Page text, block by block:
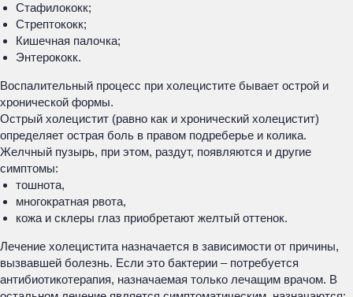
Стафилококк;
Стрептококк;
Кишечная палочка;
Энтерококк.
Воспалительный процесс при холецистите бывает острой и
хронической формы.
Острый холецистит (равно как и хронический холецистит)
определяет острая боль в правом подреберье и колика.
Желчный пузырь, при этом, раздут, появляются и другие
симптомы:
тошнота,
многократная рвота,
кожа и склеры глаз приобретают желтый оттенок.
Лечение холецистита назначается в зависимости от причины,
вызвавшей болезнь. Если это бактерии – потребуется
антибиотикотерапия, назначаемая только лечащим врачом. В